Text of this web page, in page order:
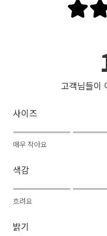
고객님들이
사이즈
매우 작아요
색감
흐려요
밝기